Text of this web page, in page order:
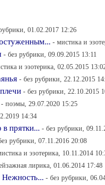
01.02.2017 12:26
- мистика и
- без рубрики, 09.09.2015 13:11
и эзотерика, 02.05.2015
- без рубрики, 22.12.2015
- без рубрики, 22.10.2015
- поэмы, 29.07.2020 15:25
14:34
прятки... - без рубрики,
рубрики, 07.11.2016 20:08
и эзотерика, 10.11.2014
лирика, 01.06.2014 17:48
Нежность... - без рубрики,